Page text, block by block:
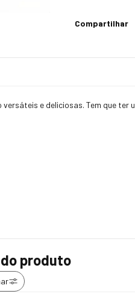
Compartilhar
e deliciosas. Tem que ter
produto